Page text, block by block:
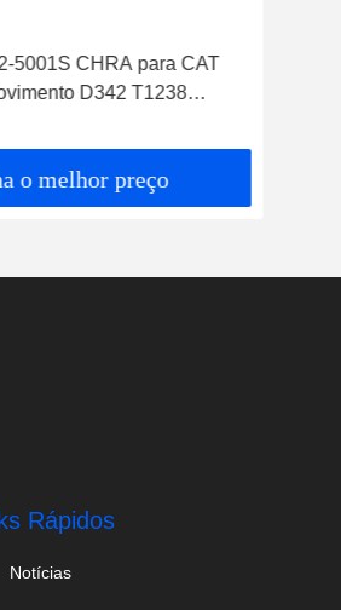
5001S CHRA para CAT
D342 T1238
o melhor preço
Rápidos
Notícias